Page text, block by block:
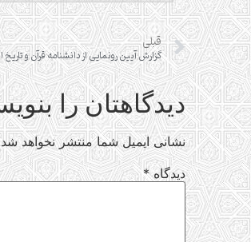
قبلی
گزارش آیین رونمایی از دانشنامه قرآن و تاریخ
دیدگاهتان را
نشانی ایمیل شما منتشر نخواهد
دیدگاه*